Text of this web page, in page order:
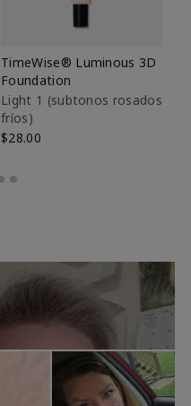
TimeWise® Luminous 3D
Foundation
Light 1​ (subtonos rosados
fríos)
$28.00